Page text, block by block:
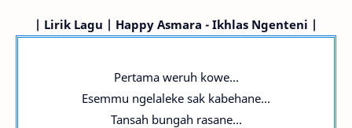
| Lirik Lagu | Happy Asmara - Ikhlas Ngenteni |
Pertama weruh kowe...
Esemmu ngelaleke sak kabehane...
Tansah bungah rasane...